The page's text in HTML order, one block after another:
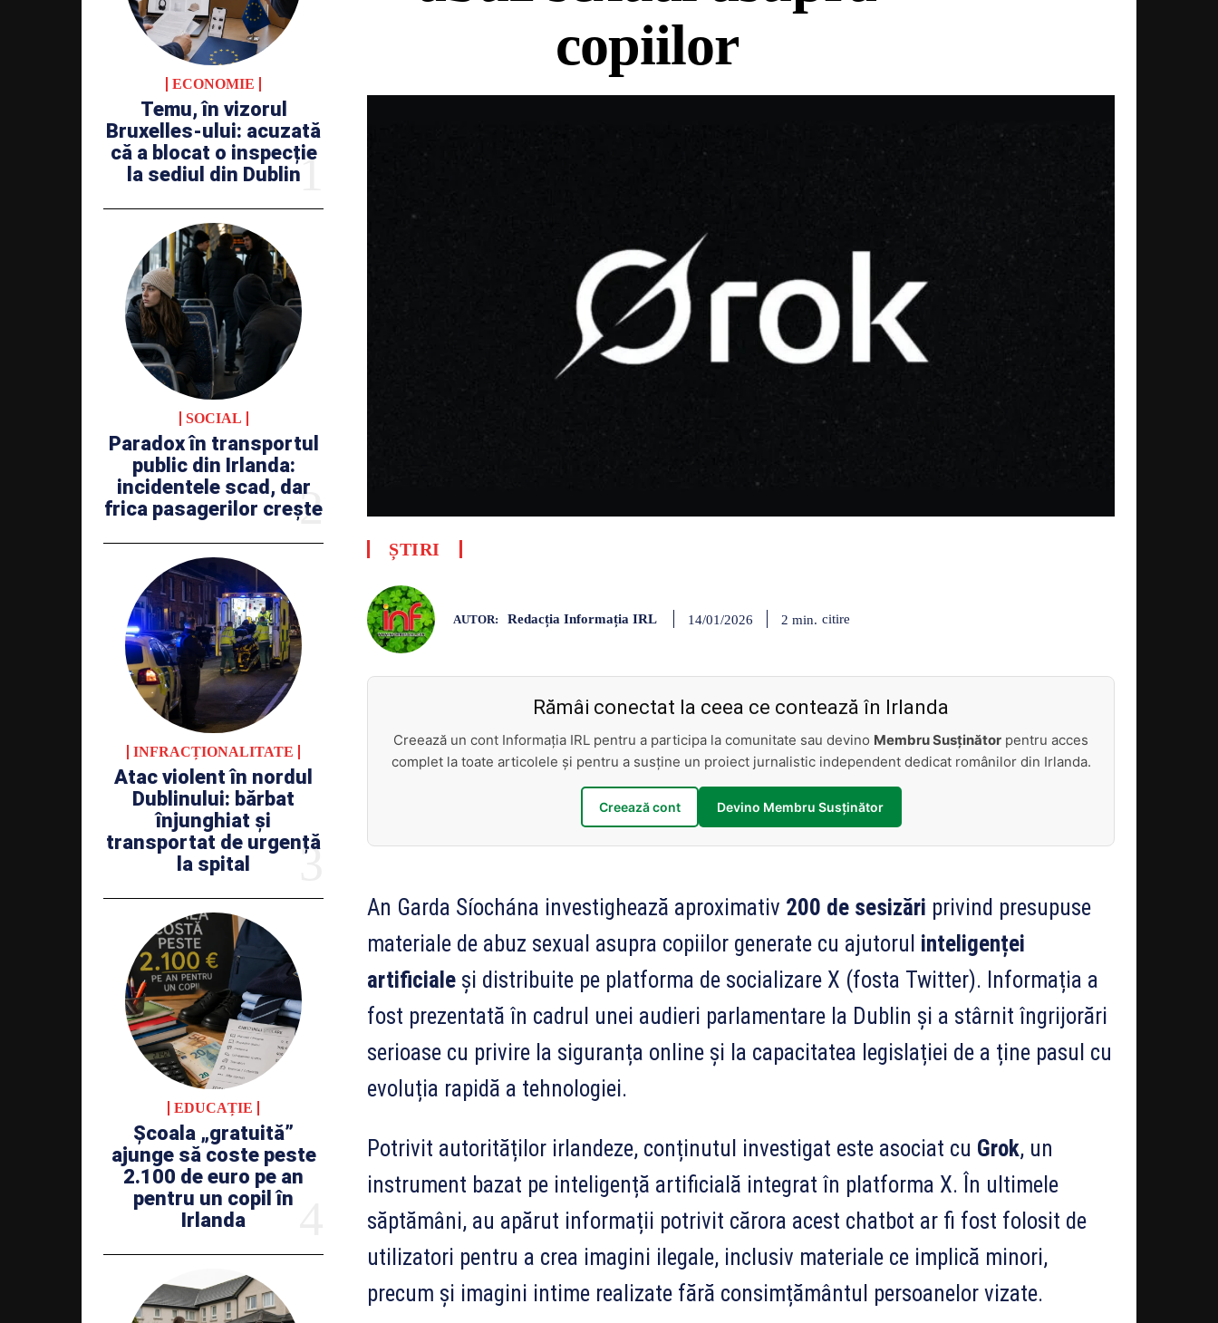
ECONOMIE
Temu, în vizorul
Bruxelles-ului: acuzată
că a blocat o inspecție
la sediul din Dublin
SOCIAL
Paradox în transportul
public din Irlanda:
incidentele scad, dar
frica pasagerilor crește
INFRACȚIONALITATE
Atac violent în nordul
Dublinului: bărbat
înjunghiat și
transportat de urgență
la spital
EDUCAȚIE
Școala „gratuită”
ajunge să coste peste
2.100 de euro pe an
pentru un copil în
Irlanda
copiilor
ȘTIRI
AUTOR: Redacția Informația IRL 14/01/2026 2 min. citire
Rămâi conectat la ceea ce contează în Irlanda
Creează un cont Informația IRL pentru a participa la comunitate sau devino Membru Susținător pentru acces
complet la toate articolele și pentru a susține un proiect jurnalistic independent dedicat românilor din Irlanda.
Creează cont Devino Membru Susținător
An Garda Síochána investighează aproximativ 200 de sesizări privind presupuse
materiale de abuz sexual asupra copiilor generate cu ajutorul inteligenței
artificiale și distribuite pe platforma de socializare X (fosta Twitter). Informația a
fost prezentată în cadrul unei audieri parlamentare la Dublin și a stârnit îngrijorări
serioase cu privire la siguranța online și la capacitatea legislației de a ține pasul cu
evoluția rapidă a tehnologiei.
Potrivit autorităților irlandeze, conținutul investigat este asociat cu Grok, un
instrument bazat pe inteligență artificială integrat în platforma X. În ultimele
săptămâni, au apărut informații potrivit cărora acest chatbot ar fi fost folosit de
utilizatori pentru a crea imagini ilegale, inclusiv materiale ce implică minori,
precum și imagini intime realizate fără consimțământul persoanelor vizate.